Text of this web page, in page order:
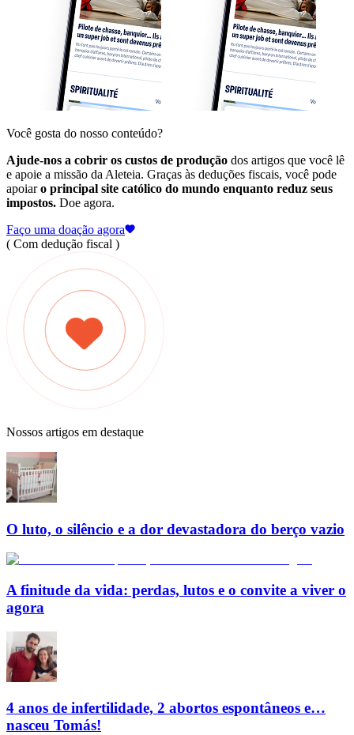
Você gosta do nosso conteúdo?
Ajude-nos a cobrir os custos de produção dos artigos que você lê
e apoie a missão da Aleteia. Graças às deduções fiscais, você pode
apoiaro principal site católico do mundo enquanto reduz seus
impostos. Doe agora.
Faço uma doação agora
( Com dedução fiscal )
Nossos artigos em destaque
O luto, o silêncio e a dor devastadora do berço vazio
A finitude da vida: perdas, lutos e o convite a viver o
agora
4 anos de infertilidade, 2 abortos espontâneos e…
nasceu Tomás!